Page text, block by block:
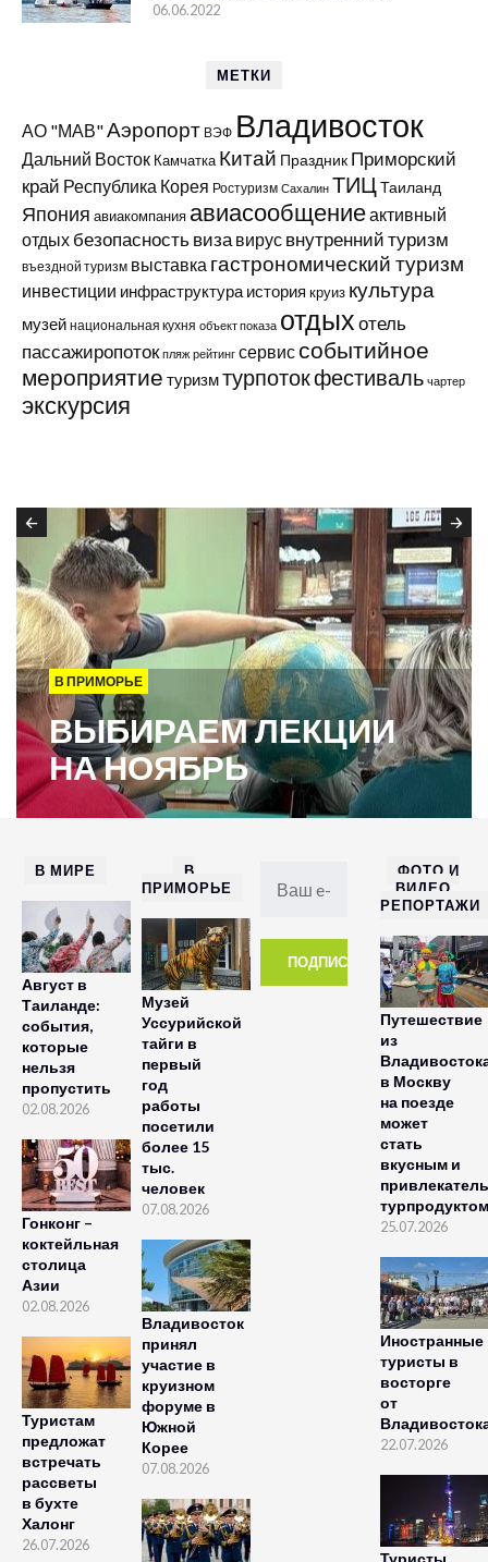
06.06.2022
МЕТКИ
АО "МАВ"Аэропорт ВЭФ Владивосток
Дальний Восток Камчатка Китай Праздник Приморский
край Республика Корея Ростуризм Сахалин ТИЦТаиланд
Япония авиакомпания авиасообщениеактивный
отдых безопасность виза вирус внутренний туризм
въездной туризм выставка гастрономический туризм
инвестиции инфраструктура история круиз культура
музей национальная кухня объект показа отдыхотель
пассажиропоток пляж рейтинг сервис событийное
мероприятие туризмтурпотокфестиваль чартер
экскурсия
В ПРИМОРЬЕ
ВЫБИРАЕМ ЛЕКЦИИ
НА НОЯБРЬ
В МИРЕ
Август в
Таиланде:
события,
которые
нельзя
пропустить
02.08.2026
Гонконг –
коктейльная
столица
Азии
02.08.2026
Туристам
предложат
встречать
рассветы
в бухте
Халонг
26.07.2026
В
ПРИМОРЬЕ
Музей
Уссурийской
тайги в
первый
год
работы
посетили
более 15
тыс.
человек
07.08.2026
Владивосток
принял
участие в
круизном
форуме в
Южной
Корее
07.08.2026
ФОТО И
ВИДЕО
РЕПОРТАЖИ
Путешествие
из
в Москву
на поезде
может
стать
вкусным и
турпродуктом
25.07.2026
Иностранные
туристы в
восторге
от
22.07.2026
Туристы